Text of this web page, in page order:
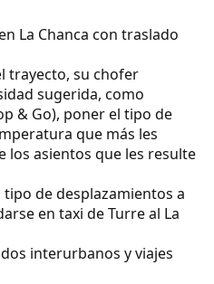
La Chanca con traslado
trayecto, su chofer
sugerida, como
& Go), poner el tipo de
que más les
los asientos que les resulte
de desplazamientos a
en taxi de Turre al La
interurbanos y viajes